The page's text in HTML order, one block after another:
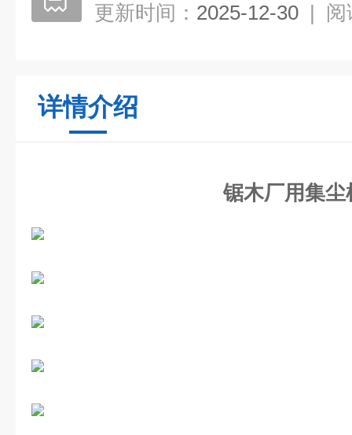
更新时间： 2025-12-30 | 阅
详情介绍
锯木厂用集尘